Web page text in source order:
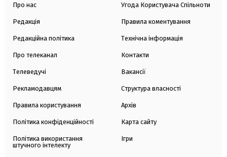
Про нас
Редакція
Редакційна політика
Про телеканал
Телеведучі
Рекламодавцям
Правила користування
Політика конфіденційності
Політика використання
штучного інтелекту
Угода Користувача Спільноти
Правила коментування
Технічна інформація
Контакти
Вакансії
Структура власності
Архів
Карта сайту
Ігри